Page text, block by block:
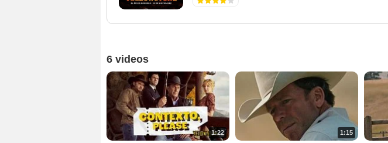
6 videos
1:22 1:15